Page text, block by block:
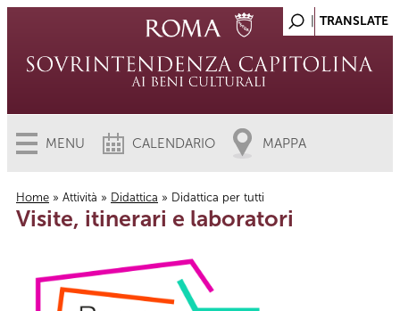
MENU CALENDARIO MAPPA
Tu sei qui
Home » Attività » Didattica » Didattica per tutti
Visite, itinerari e laboratori